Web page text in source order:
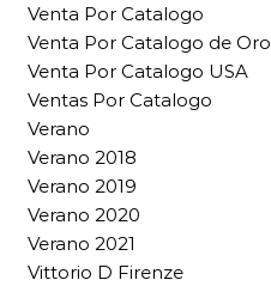
Venta Por Catalogo
Venta Por Catalogo de Oro
Venta Por Catalogo USA
Ventas Por Catalogo
Verano
Verano 2018
Verano 2019
Verano 2020
Verano 2021
Vittorio D Firenze